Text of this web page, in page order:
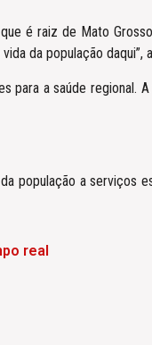
é raiz de Mato
da população daqui”,
a saúde regional.
população a serviços
real